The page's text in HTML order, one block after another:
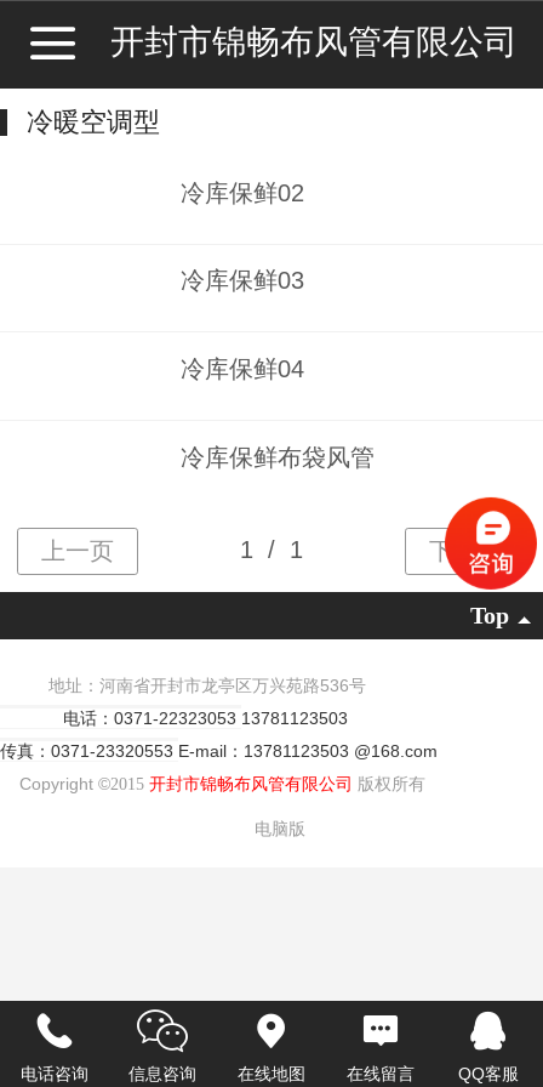
开封市锦畅布风管有限公司
冷暖空调型
冷库保鲜02
冷库保鲜03
冷库保鲜04
冷库保鲜布袋风管
Top
地址：河南省开封市龙亭区万兴苑路536号
电话：0371-22323053 13781123503
传真：0371-23320553 E-mail：13781123503 @168.com
Copyright ©2015 开封市锦畅布风管有限公司 版权所有
电脑版
电话咨询 信息咨询 在线地图 在线留言 QQ客服